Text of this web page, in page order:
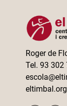
Roger de
Tel. 93 302
eltimbal.org